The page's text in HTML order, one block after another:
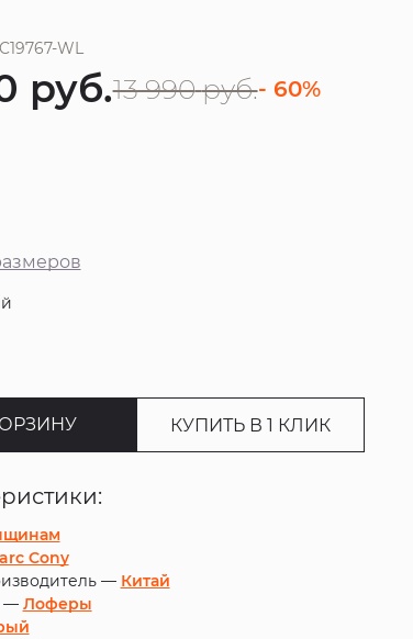
WL
руб.13 990 руб.- 60%
КУПИТЬ В 1 КЛИК
Cony
— Китай
— Лоферы